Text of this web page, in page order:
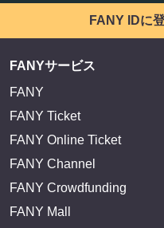
FANY IDに
FANYサービス
FANY
FANY Ticket
FANY Online Ticket
FANY Channel
FANY Crowdfunding
FANY Mall